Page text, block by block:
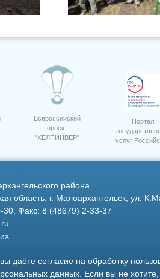
ООО
Фото 9
Всероссийский
проект
"ХЕЛПИНВЕР"
Портал
услуг
района
область, г. Малоархангельск, ул.
Факс: 8 (48679) 2-33-37
даёте согласие на обработку
данных . Если вы не